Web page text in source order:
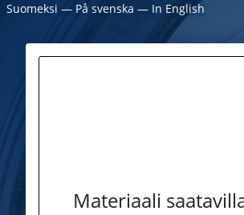
Suomeksi ― På svenska ― In English
Materiaali